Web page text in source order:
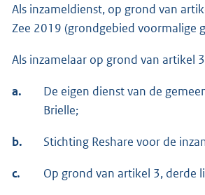
Als inzameldienst, op grond van
Zee 2019 (grondgebied voormalige
Als inzamelaar op grond van artikel
a.
De eigen dienst van de
Brielle;
b. Stichting Reshare voor de
c. Op grond van artikel 3, derde